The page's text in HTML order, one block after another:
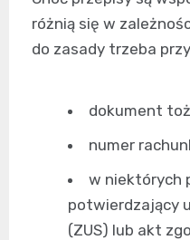
różnią się w
do zasady trzeba
dokument
numer
w niektórych
potwierdzający
(ZUS) lub akt